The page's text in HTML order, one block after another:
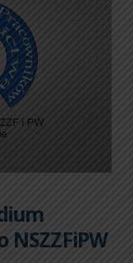
NSZZFiPW